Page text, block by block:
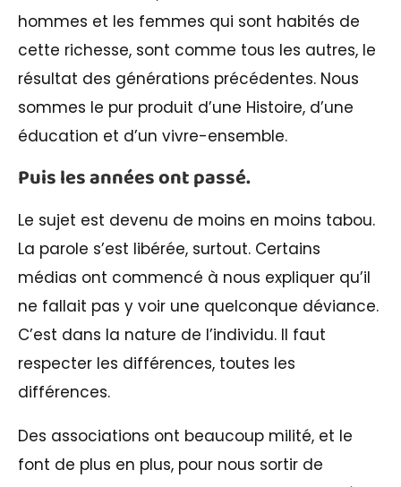
hommes et les femmes qui sont habités de
cette richesse, sont comme tous les autres, le
résultat des générations précédentes. Nous
sommes le pur produit d’une Histoire, d’une
éducation et d’un vivre-ensemble.
Puis les années ont passé.
Le sujet est devenu de moins en moins tabou.
La parole s’est libérée, surtout. Certains
médias ont commencé à nous expliquer qu’il
ne fallait pas y voir une quelconque déviance.
C’est dans la nature de l’individu. Il faut
respecter les différences, toutes les
différences.
Des associations ont beaucoup milité, et le
font de plus en plus, pour nous sortir de